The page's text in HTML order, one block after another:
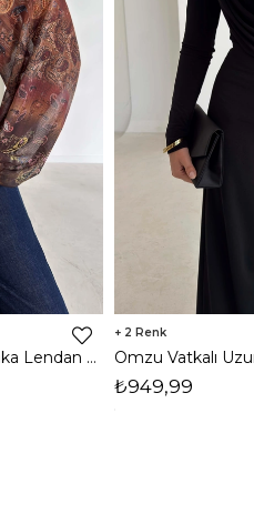
Açık Omuz Detaylı Yüksek Yaka Lendan Kahve Kadın bluz 26K026
2
₺949,99